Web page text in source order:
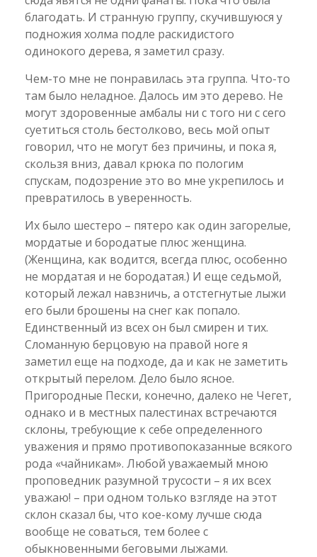
благодать. И странную группу, скучившуюся у
подножия холма подле раскидистого
одинокого дерева, я заметил сразу.
Чем-то мне не понравилась эта группа. Что-то
там было неладное. Далось им это дерево. Не
могут здоровенные амбалы ни с того ни с сего
суетиться столь бестолково, весь мой опыт
говорил, что не могут без причины, и пока я,
скользя вниз, давал крюка по пологим
спускам, подозрение это во мне укрепилось и
превратилось в уверенность.
Их было шестеро – пятеро как один загорелые,
мордатые и бородатые плюс женщина.
(Женщина, как водится, всегда плюс, особенно
не мордатая и не бородатая.) И еще седьмой,
который лежал навзничь, а отстегнутые лыжи
его были брошены на снег как попало.
Единственный из всех он был смирен и тих.
Сломанную берцовую на правой ноге я
заметил еще на подходе, да и как не заметить
открытый перелом. Дело было ясное.
Пригородные Пески, конечно, далеко не Чегет,
однако и в местных палестинах встречаются
склоны, требующие к себе определенного
уважения и прямо противопоказанные всякого
рода «чайникам». Любой уважаемый мною
проповедник разумной трусости – я их всех
уважаю! – при одном только взгляде на этот
склон сказал бы, что кое-кому лучше сюда
вообще не соваться, тем более с
обыкновенными беговыми лыжами.